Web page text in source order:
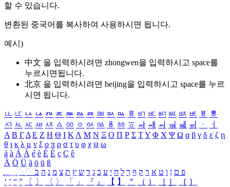
할 수 있습니다.
변환된 중국어를 복사하여 사용하시면 됩니다.
예시)
中文 을 입력하시려면 zhongwen을 입력하시고 space를
누르시면됩니다.
北京 을 입력하시려면 beijing을 입력하시고 space를 누르
시면 됩니다.
ㅥ ㅦ ㅧ ㅨ ㅩ ㅪ ㅫ ㅬ ㅭ ㅮ ㅯ ㅰ ㅱ ㅲ ㅳ ㅴ ㅵ ㅶ ㅷ ㅸ
ㅹ
ㅺ ㅻ ㅼ ㅽ ㅾ ㅿ ㆀ ㆁ ㆂ ㆃ ㆄ ㆅ ㆆ ㆇ ㆈ ㆉ ㆊ ㆋ ㆌ ㆍ
ㆎ
Α Β ΓΔ Ε Ζ Η Θ Ι ΚΛ Μ Ν Ξ Ο Π Ρ Σ ΤΥ Φ Χ Ψ Ω α β γ δ ε ζ η
θ ι κ λ μ ν ξ ο π ρ σ τ υ φ χ ψ ω
á à Á À é è É È ç Ç ê
Ä Ö Ü ä ö ü ß
ִֶֹ ֻּ ׁׂ פ ם ן ו ט א ר ק ף ך ל ח י ע כ ג ד ש ץ ת צ מ נ ה ב
‘ ’ “ ” 〔 〕 〈 〉 「 」 『 』 【 】 ＂ （ ） ［ ］ ｛ ｝